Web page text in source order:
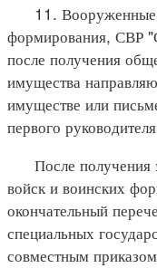
11. Вооруженные
формирования, СВР
после получения
имущества
имуществе или
первого
После получения
войск и воинских
окончательный
специальных
совместным